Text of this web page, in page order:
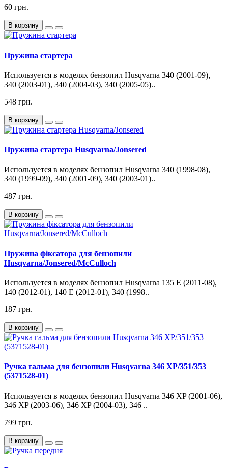
60 грн.
В корзину
Пружина стартера
Используется в моделях бензопил Husqvarna 340 (2001-09),
340 (2003-01), 340 (2004-03), 340 (2005-05)..
548 грн.
В корзину
Пружина стартера Husqvarna/Jonsered
Используется в моделях бензопил Husqvarna 340 (1998-08),
340 (1999-09), 340 (2001-09), 340 (2003-01)..
487 грн.
В корзину
Пружина фіксатора для бензопили
Husqvarna/Jonsered/McCulloch
Используется в моделях бензопил Husqvarna 135 E (2011-08),
140 (2012-01), 140 E (2012-01), 340 (1998..
187 грн.
В корзину
Ручка гальма для бензопили Husqvarna 346 XP/351/353
(5371528-01)
Используется в моделях бензопил Husqvarna 346 XP (2001-06),
346 XP (2003-06), 346 XP (2004-03), 346 ..
799 грн.
В корзину